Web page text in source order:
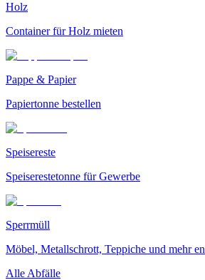
Holz
Container für Holz mieten
Pappe & Papier
Papiertonne bestellen
Speisereste
Speiserestetonne für Gewerbe
Sperrmüll
Möbel, Metallschrott, Teppiche und mehr
Alle Abfälle